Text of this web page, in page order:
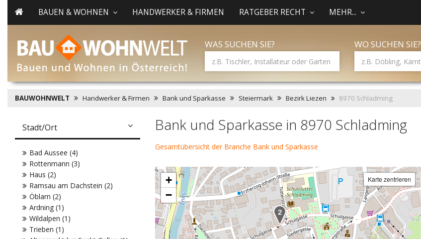
BAUEN & WOHNEN HANDWERKER & FIRMEN RATGEBER RECHT MEHR...
WAS SUCHEN SIE? WO SUCHEN SIE?
BAUWOHNWELT Handwerker & Firmen Bank und Sparkasse Steiermark Bezirk Liezen 8970 Schladming
Bank und Sparkasse in 8970 Schladming
Gesamtübersicht der Branche Bank und Sparkasse
+
−
Karte zentrieren
Stadt/Ort
Bad Aussee (4)
Rottenmann (3)
Haus (2)
Ramsau am Dachstein (2)
Öblarn (2)
Ardning (1)
Wildalpen (1)
Trieben (1)